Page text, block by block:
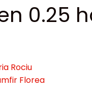
0.25
Rociu
Florea